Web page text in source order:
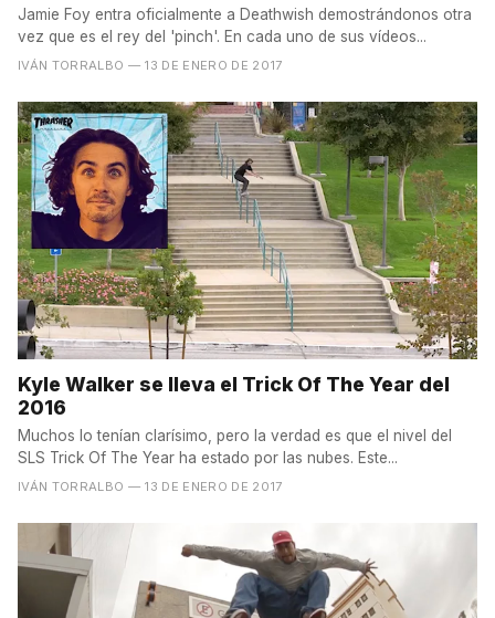
Jamie Foy entra oficialmente a Deathwish demostrándonos otra
vez que es el rey del 'pinch'. En cada uno de sus vídeos...
IVÁN TORRALBO — 13 DE ENERO DE 2017
Kyle Walker se lleva el Trick Of The Year del
2016
Muchos lo tenían clarísimo, pero la verdad es que el nivel del
SLS Trick Of The Year ha estado por las nubes. Este...
IVÁN TORRALBO — 13 DE ENERO DE 2017